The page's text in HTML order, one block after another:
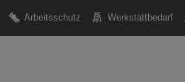
Arbeitsschutz Werkstattbedarf